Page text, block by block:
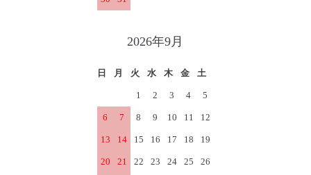
2026年9月
日 月 火 水 木 金 土
1 2 3 4 5
6 7 8 9 10 11 12
13 14 15 16 17 18 19
20 21 22 23 24 25 26